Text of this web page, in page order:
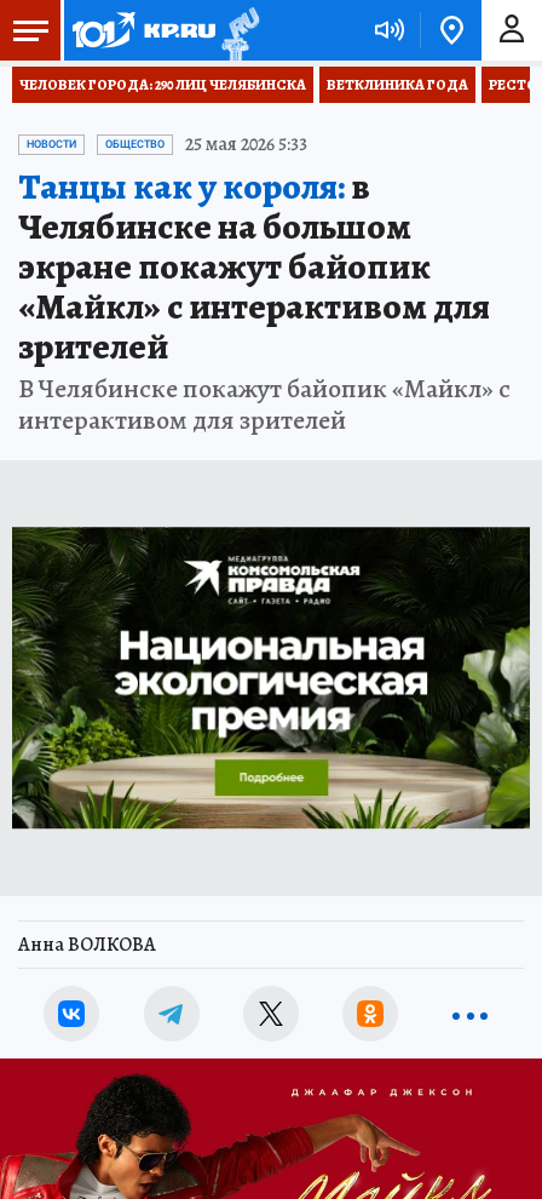
ЧЕЛОВЕК ГОРОДА: 290 ЛИЦ ЧЕЛЯБИНСКА ВЕТКЛИНИКА ГОДА
НОВОСТИ ОБЩЕСТВО 25 мая 2026 5:33
Танцы как у короля:в
Челябинске на большом
экране покажут байопик
«Майкл» с интерактивом для
зрителей
В Челябинске покажут байопик «Майкл» с
интерактивом для зрителей
Анна ВОЛКОВА